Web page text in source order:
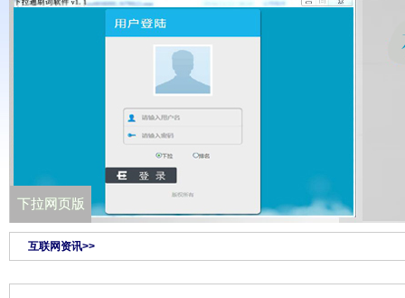
下拉通网络版
下拉网页版
互联网资讯>>